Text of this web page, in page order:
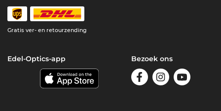
Gratis ver- en retourzending
Edel-Optics-app Bezoek ons